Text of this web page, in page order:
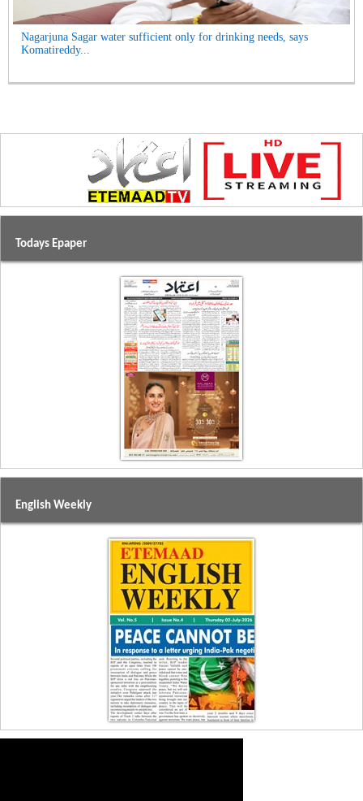
Nagarjuna Sagar water sufficient only for drinking needs, says
Komatireddy...
Todays Epaper
English Weekly